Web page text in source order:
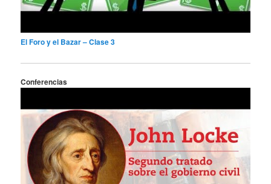
El Foro y el Bazar – Clase 3
Conferencias